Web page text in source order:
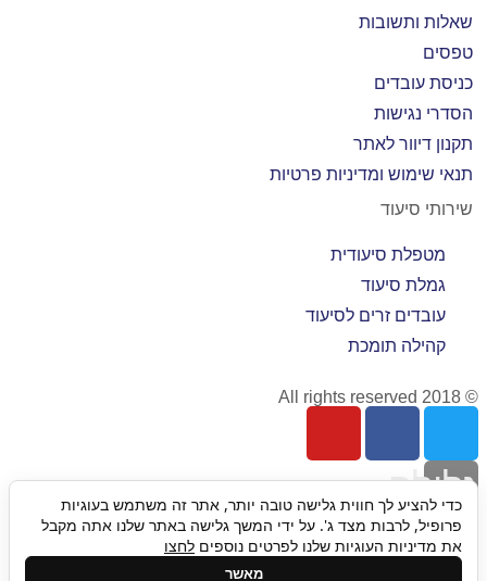
שאלות ותשובות
טפסים
כניסת עובדים
הסדרי נגישות
תקנון דיוור לאתר
תנאי שימוש ומדיניות פרטיות
שירותי סיעוד
מטפלת סיעודית
גמלת סיעוד
עובדים זרים לסיעוד
קהילה תומכת
© 2018 All rights reserved
גלילה
לראש
כדי להציע לך חווית גלישה טובה יותר, אתר זה משתמש בעוגיות
פרופיל, לרבות מצד ג'. על ידי המשך גלישה באתר שלנו אתה מקבל
את מדיניות העוגיות שלנו לפרטים נוספים לחצו
מאשר